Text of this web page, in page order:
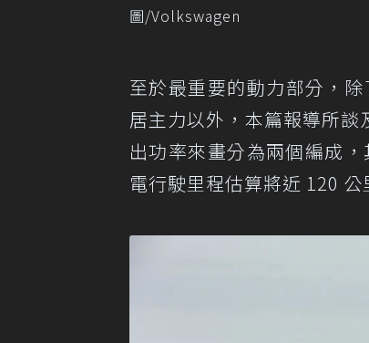
圖/Volkswagen
至於最重要的動力部分，
居主力以外，本篇報導所談
出功率來畫分為兩個編成
電行駛里程估算將近 120